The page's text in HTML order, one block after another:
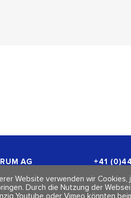
AG
+41
Website verwenden wir
Durch die Nutzung der
Youtube oder Vimeo könnten